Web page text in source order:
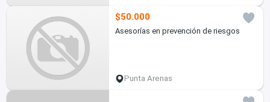
$50.000
Asesorías en prevención de riesgos
Punta Arenas